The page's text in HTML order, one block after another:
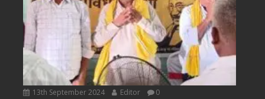
13th September 2024 Editor 0